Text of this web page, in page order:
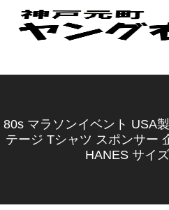
80s マラソンイベント USA
テージ Tシャツ スポンサー
HANES サイ